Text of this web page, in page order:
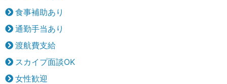
食事補助あり
通勤手当あり
渡航費支給
スカイプ面談OK
女性歓迎